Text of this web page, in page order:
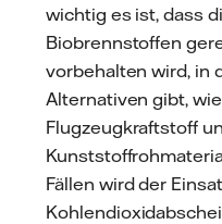
wichtig es ist, dass
Biobrennstoffen
vorbehalten wird, in
Alternativen gibt,
Flugzeugkraftstoff
Fällen wird der